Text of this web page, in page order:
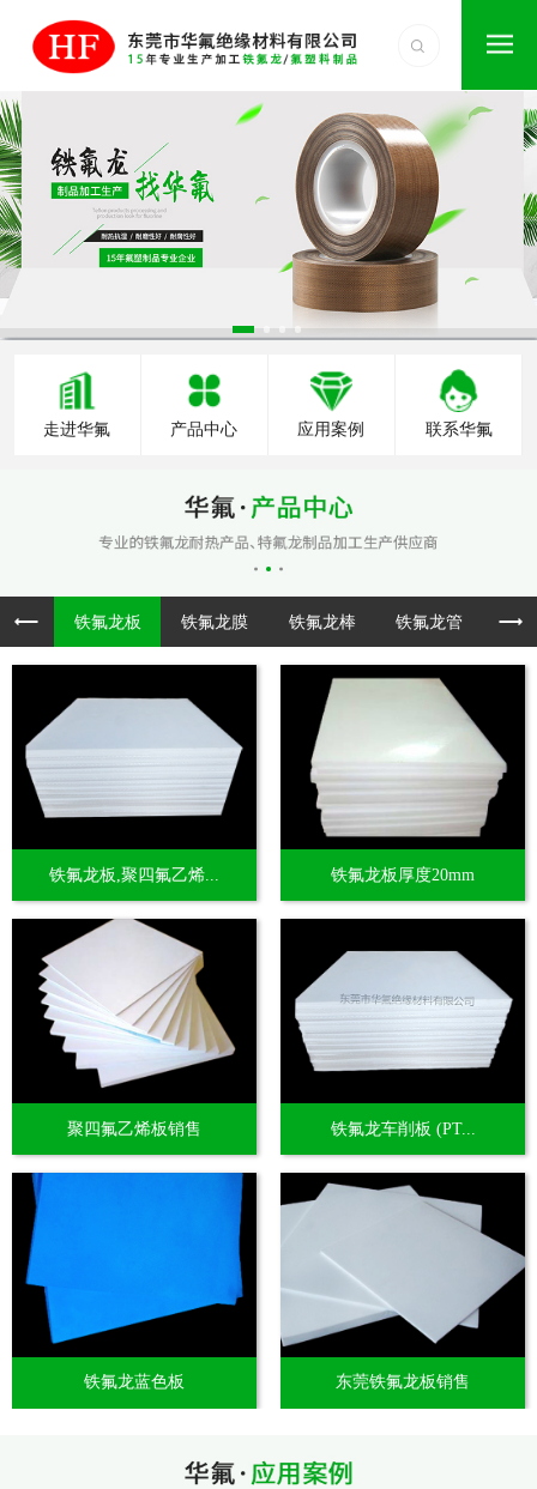
走进华氟 产品中心 应用案例 联系华氟
铁氟龙板 铁氟龙膜 铁氟龙棒 铁氟龙管 透
铁氟龙板,聚四氟乙烯... 铁氟龙板厚度20mm
聚四氟乙烯板销售 铁氟龙车削板 (PT...
铁氟龙蓝色板 东莞铁氟龙板销售